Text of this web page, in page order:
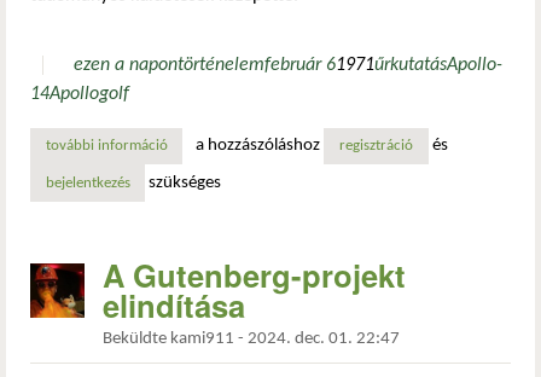
ezen a napontörténelemfebruár 61971űrkutatásApollo-
14Apollogolf
további információaz első golfütés a holdon tartalommal kapcsolatosan
a hozzászóláshoz regisztráció és
bejelentkezés szükséges
A Gutenberg-projekt
elindítása
Beküldte kami911 - 2024. dec. 01. 22:47